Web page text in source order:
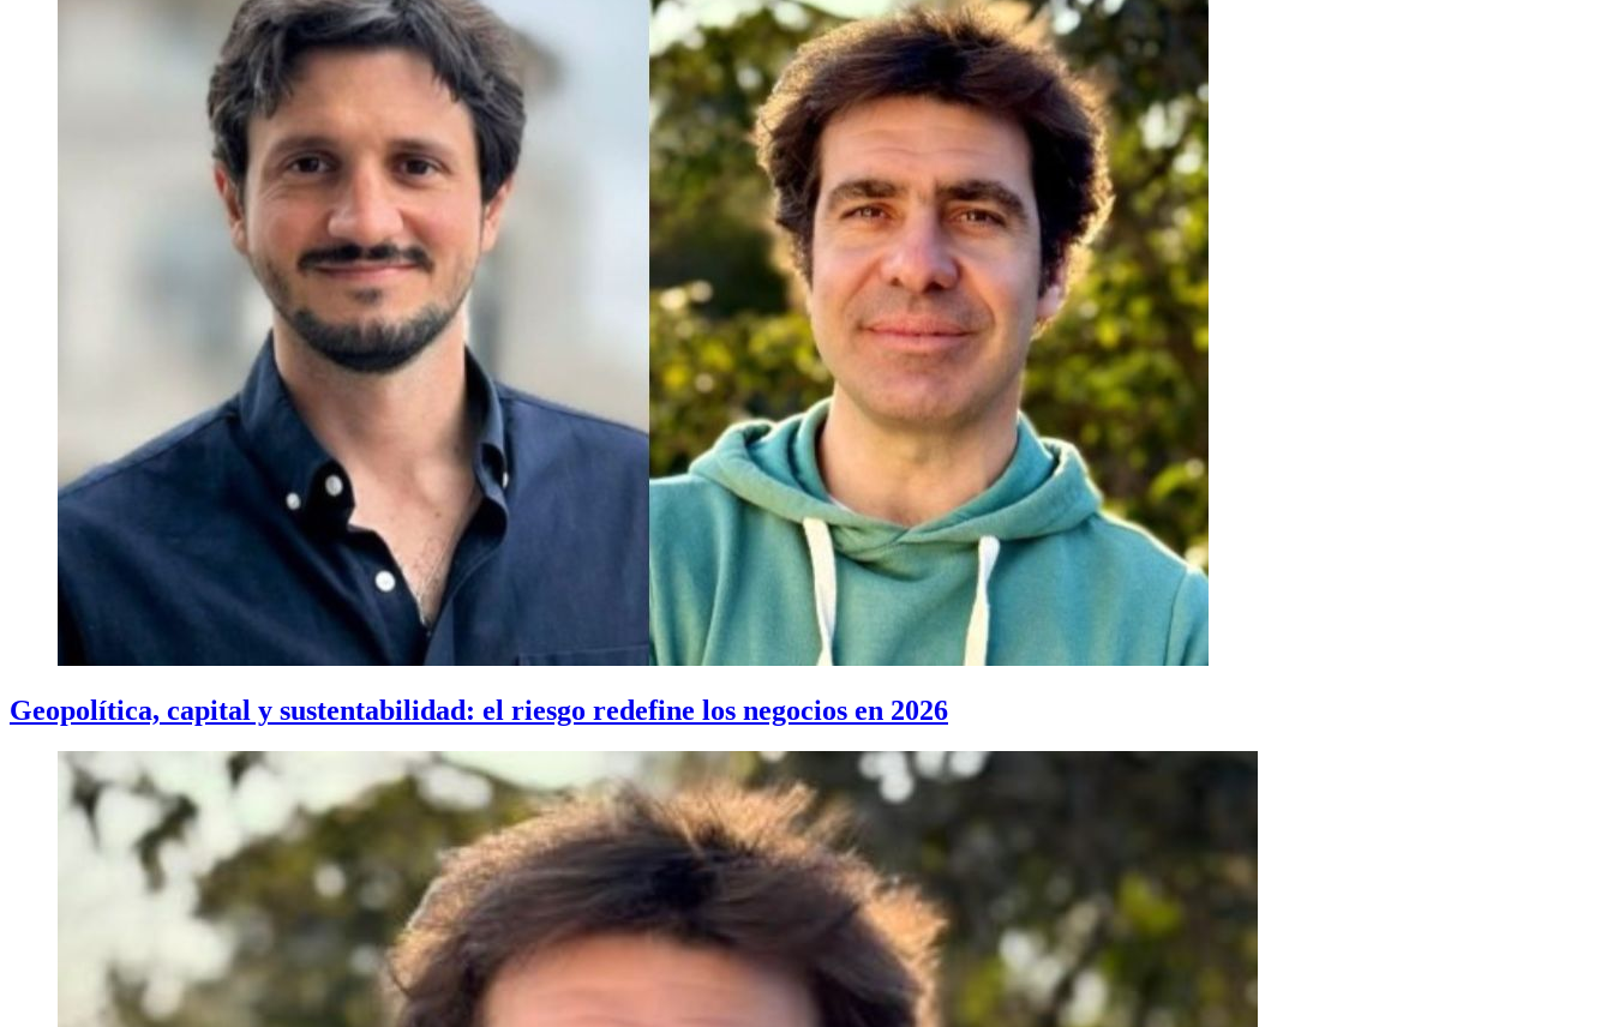
Geopolítica, capital y sustentabilidad: el riesgo redefine los negocios en 2026